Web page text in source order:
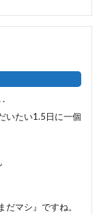
いたい1.5日に一個
マシ』ですね。